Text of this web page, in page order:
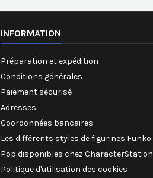
INFORMATION
Préparation et expédition
Conditions générales
Paiement sécurisé
Adresses
Coordonnées bancaires
Les différents styles de figurines Funko
Pop disponibles chez CharacterStation
Politique d'utilisation des cookies